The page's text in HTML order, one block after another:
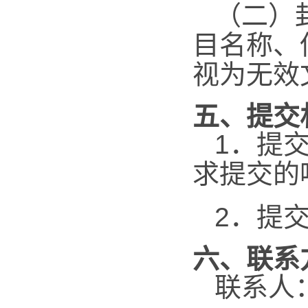
（二）
目名称
视为无效
五、提
1． 提
求提交
2． 提
六、联系
联系人